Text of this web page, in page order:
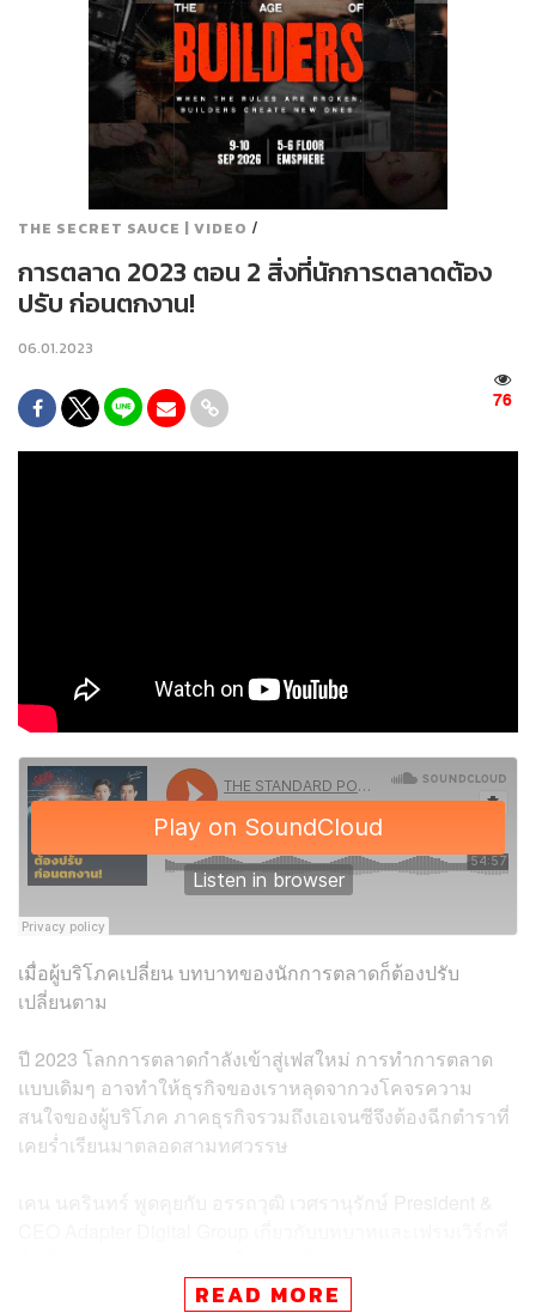
THE SECRET SAUCE | VIDEO /
การตลาด 2023 ตอน 2 สิ่งที่นักการตลาดต้อง
ปรับ ก่อนตกงาน!
06.01.2023
76
เมื่อผู้บริโภคเปลี่ยน บทบาทของนักการตลาดก็ต้องปรับ
เปลี่ยนตาม
ปี 2023 โลกการตลาดกำลังเข้าสู่เฟสใหม่ การทำการตลาด
แบบเดิมๆ อาจทำให้ธุรกิจของเราหลุดจากวงโคจรความ
สนใจของผู้บริโภค ภาคธุรกิจรวมถึงเอเจนซีจึงต้องฉีกตำราที่
เคยร่ำเรียนมาตลอดสามทศวรรษ
READ MORE